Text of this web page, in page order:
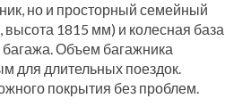
но и просторный семейный
1815 мм) и колесная база
Объем багажника
для длительных поездок.
покрытия без проблем.